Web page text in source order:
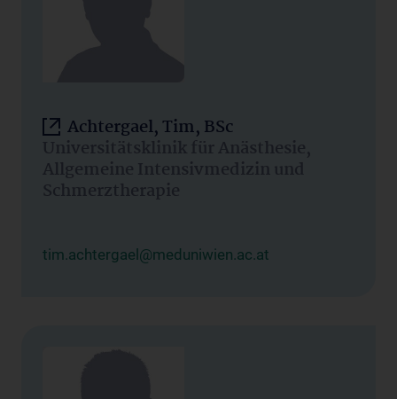
Achtergael, Tim, BSc
Universitätsklinik für Anästhesie,
Allgemeine Intensivmedizin und
Schmerztherapie
tim.achtergael@meduniwien.ac.at